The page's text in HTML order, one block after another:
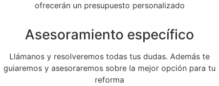
ofrecerán un presupuesto personalizado
Asesoramiento específico
Llámanos y resolveremos todas tus dudas. Además te
guiaremos y asesoraremos sobre la mejor opción para tu
reforma